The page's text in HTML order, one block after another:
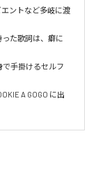
A GOGO に出